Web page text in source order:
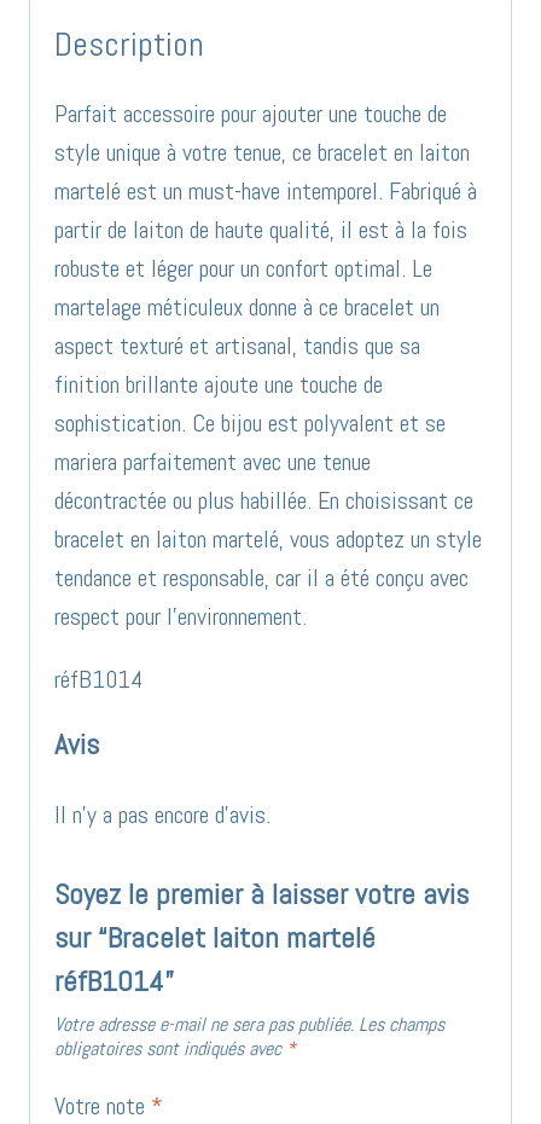
Description
Parfait accessoire pour ajouter une touche de
style unique à votre tenue, ce bracelet en laiton
martelé est un must-have intemporel. Fabriqué à
partir de laiton de haute qualité, il est à la fois
robuste et léger pour un confort optimal. Le
martelage méticuleux donne à ce bracelet un
aspect texturé et artisanal, tandis que sa
finition brillante ajoute une touche de
sophistication. Ce bijou est polyvalent et se
mariera parfaitement avec une tenue
décontractée ou plus habillée. En choisissant ce
bracelet en laiton martelé, vous adoptez un style
tendance et responsable, car il a été conçu avec
respect pour l’environnement.
réfB1014
Avis
Il n’y a pas encore d’avis.
Soyez le premier à laisser votre avis
sur “Bracelet laiton martelé
réfB1014”
Votre adresse e-mail ne sera pas publiée. Les champs
obligatoires sont indiqués avec *
Votre note *